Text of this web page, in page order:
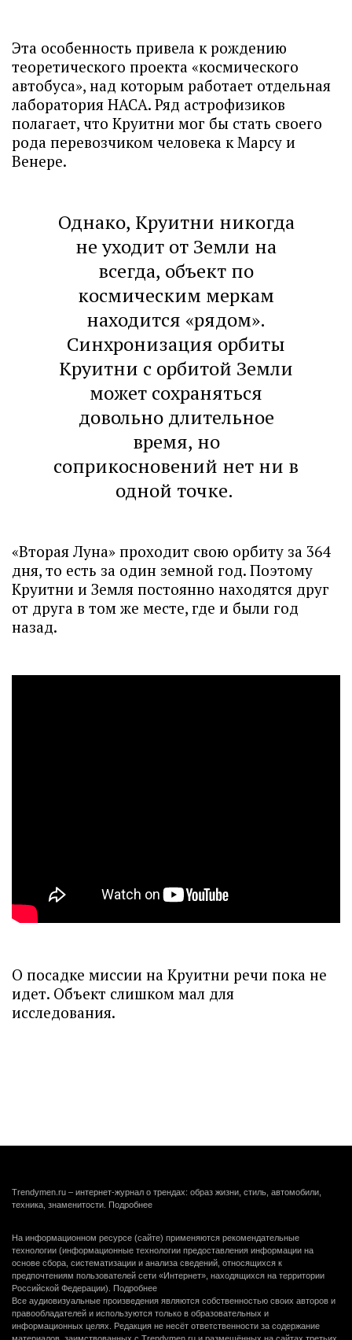
Эта особенность привела к рождению
теоретического проекта «космического
автобуса», над которым работает отдельная
лаборатория НАСА. Ряд астрофизиков
полагает, что Круитни мог бы стать своего
рода перевозчиком человека к Марсу и
Венере.
Однако, Круитни никогда
не уходит от Земли на
всегда, объект по
космическим меркам
находится «рядом».
Синхронизация орбиты
Круитни с орбитой Земли
может сохраняться
довольно длительное
время, но
соприкосновений нет ни в
одной точке.
«Вторая Луна» проходит свою орбиту за 364
дня, то есть за один земной год. Поэтому
Круитни и Земля постоянно находятся друг
от друга в том же месте, где и были год
назад.
О посадке миссии на Круитни речи пока не
идет. Объект слишком мал для
исследования.
Trendymen.ru – интернет-журнал о трендах: образ жизни, стиль, автомобили,
техника, знаменитости. Подробнее
На информационном ресурсе (сайте) применяются рекомендательные
технологии (информационные технологии предоставления информации на
основе сбора, систематизации и анализа сведений, относящихся к
предпочтениям пользователей сети «Интернет», находящихся на территории
Российской Федерации). Подробнее
Все аудиовизуальные произведения являются собственностью своих авторов и
правообладателей и используются только в образовательных и
информационных целях. Редакция не несёт ответственности за содержание